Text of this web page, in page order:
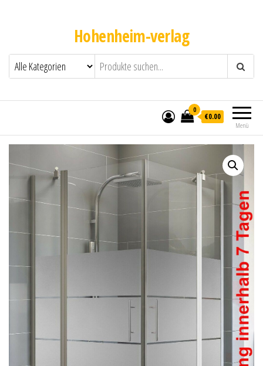
Hohenheim-verlag
Menü
0
€0.00